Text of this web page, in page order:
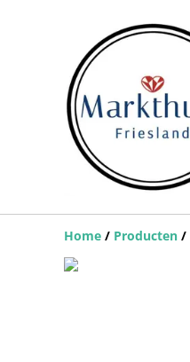
Home / Producten /